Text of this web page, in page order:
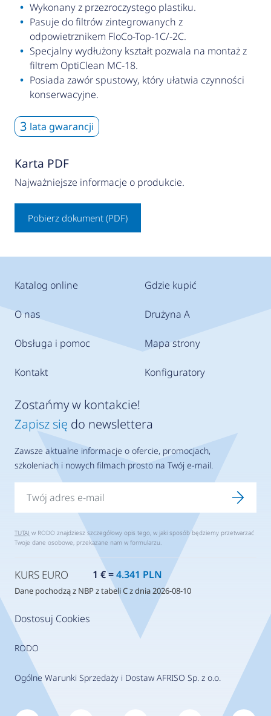
Wykonany z przezroczystego plastiku.
Pasuje do filtrów zintegrowanych z
odpowietrznikem FloCo-Top-1C/-2C.
Specjalny wydłużony kształt pozwala na montaż z
filtrem OptiClean MC-18.
Posiada zawór spustowy, który ułatwia czynności
konserwacyjne.
3 lata gwarancji
Karta PDF
Najważniejsze informacje o produkcie.
Pobierz dokument (PDF)
Katalog online
O nas
Obsługa i pomoc
Kontakt
Gdzie kupić
Drużyna A
Mapa strony
Konfiguratory
Dostosuj Cookies
RODO
Ogólne Warunki Sprzedaży i Dostaw AFRISO Sp. z o.o.
Zostańmy w kontakcie!
Zapisz się do newslettera
Zawsze aktualne informacje o ofercie, promocjach,
szkoleniach i nowych filmach prosto na Twój e-mail.
TUTAJ w RODO znajdziesz szczegółowy opis tego, w jaki sposób będziemy przetwarzać
Twoje dane osobowe, przekazane nam w formularzu.
KURS EURO 1 € =4.341 PLN
Dane pochodzą z NBP z tabeli C z dnia 2026-08-10